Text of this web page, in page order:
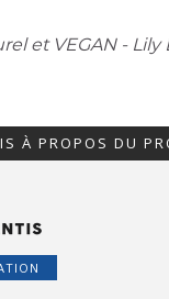
et VEGAN - Lily
À PROPOS DU